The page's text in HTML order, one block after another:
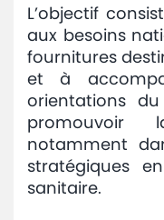
L’objectif
aux besoins
fournitures
et à
orientations
promouvoir
notamment
stratégiques
sanitaire.